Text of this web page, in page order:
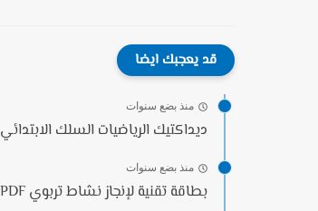
قد يعجبك ايضا
منذ بضع سنوات
ديداكتيك الرياضيات السلك الابتدائي PDF
منذ بضع سنوات
بطاقة تقنية لإنجاز نشاط تربوي WORD – PDF